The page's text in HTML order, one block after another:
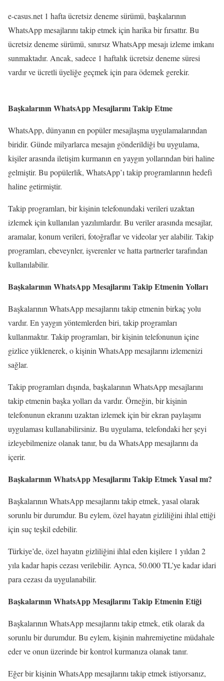
e-casus.net 1 hafta ücretsiz deneme sürümü, başkalarının
WhatsApp mesajlarını takip etmek için harika bir fırsattır. Bu
ücretsiz deneme sürümü, sınırsız WhatsApp mesajı izleme imkanı
sunmaktadır. Ancak, sadece 1 haftalık ücretsiz deneme süresi
vardır ve ücretli üyeliğe geçmek için para ödemek gerekir.
Başkalarının WhatsApp Mesajlarını Takip Etme
WhatsApp, dünyanın en popüler mesajlaşma uygulamalarından
biridir. Günde milyarlarca mesajın gönderildiği bu uygulama,
kişiler arasında iletişim kurmanın en yaygın yollarından biri haline
gelmiştir. Bu popülerlik, WhatsApp’ı takip programlarının hedefi
haline getirmiştir.
Takip programları, bir kişinin telefonundaki verileri uzaktan
izlemek için kullanılan yazılımlardır. Bu veriler arasında mesajlar,
aramalar, konum verileri, fotoğraflar ve videolar yer alabilir. Takip
programları, ebeveynler, işverenler ve hatta partnerler tarafından
kullanılabilir.
Başkalarının WhatsApp Mesajlarını Takip Etmenin Yolları
Başkalarının WhatsApp mesajlarını takip etmenin birkaç yolu
vardır. En yaygın yöntemlerden biri, takip programları
kullanmaktır. Takip programları, bir kişinin telefonunun içine
gizlice yüklenerek, o kişinin WhatsApp mesajlarını izlemenizi
sağlar.
Takip programları dışında, başkalarının WhatsApp mesajlarını
takip etmenin başka yolları da vardır. Örneğin, bir kişinin
telefonunun ekranını uzaktan izlemek için bir ekran paylaşımı
uygulaması kullanabilirsiniz. Bu uygulama, telefondaki her şeyi
izleyebilmenize olanak tanır, bu da WhatsApp mesajlarını da
içerir.
Başkalarının WhatsApp Mesajlarını Takip Etmek Yasal mı?
Başkalarının WhatsApp mesajlarını takip etmek, yasal olarak
sorunlu bir durumdur. Bu eylem, özel hayatın gizliliğini ihlal ettiği
için suç teşkil edebilir.
Türkiye’de, özel hayatın gizliliğini ihlal eden kişilere 1 yıldan 2
yıla kadar hapis cezası verilebilir. Ayrıca, 50.000 TL’ye kadar idari
para cezası da uygulanabilir.
Başkalarının WhatsApp Mesajlarını Takip Etmenin Etiği
Başkalarının WhatsApp mesajlarını takip etmek, etik olarak da
sorunlu bir durumdur. Bu eylem, kişinin mahremiyetine müdahale
eder ve onun üzerinde bir kontrol kurmanıza olanak tanır.
Eğer bir kişinin WhatsApp mesajlarını takip etmek istiyorsanız,